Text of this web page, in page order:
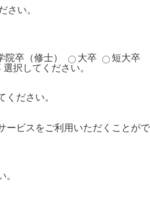
さい。
院卒（修士） 大卒
短大卒
選択してください。
ください。
ービスをご利用いただくことがで
。